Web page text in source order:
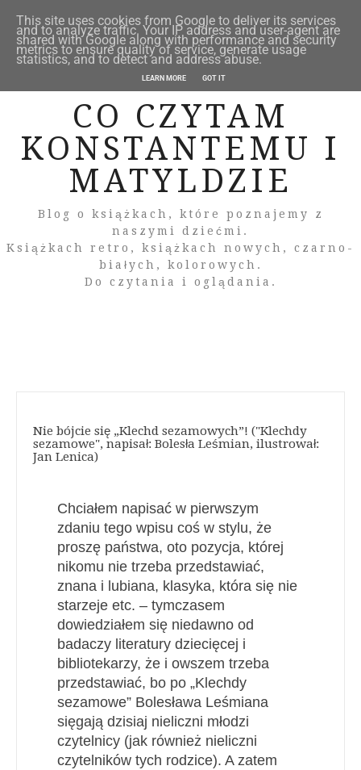
CO CZYTAM
KONSTANTEMU I
MATYLDZIE
Blog o książkach, które poznajemy z
naszymi dziećmi.
Książkach retro, książkach nowych, czarno-
białych, kolorowych.
Do czytania i oglądania.
Nie bójcie się „Klechd sezamowych”! ("Klechdy
sezamowe", napisał: Bolesła Leśmian, ilustrował:
Jan Lenica)
Chciałem napisać w pierwszym
zdaniu tego wpisu coś w stylu, że
proszę państwa, oto pozycja, której
nikomu nie trzeba przedstawiać,
znana i lubiana, klasyka, która się nie
starzeje etc. – tymczasem
dowiedziałem się niedawno od
badaczy literatury dziecięcej i
bibliotekarzy, że i owszem trzeba
przedstawiać, bo po „Klechdy
sezamowe” Bolesława Leśmiana
sięgają dzisiaj nieliczni młodzi
czytelnicy (jak również nieliczni
czytelników tych rodzice). A zatem
This site uses cookies from Google to deliver its services
and to analyze traffic. Your IP address and user-agent are
shared with Google along with performance and security
metrics to ensure quality of service, generate usage
statistics, and to detect and address abuse.
LEARN MORE GOT IT